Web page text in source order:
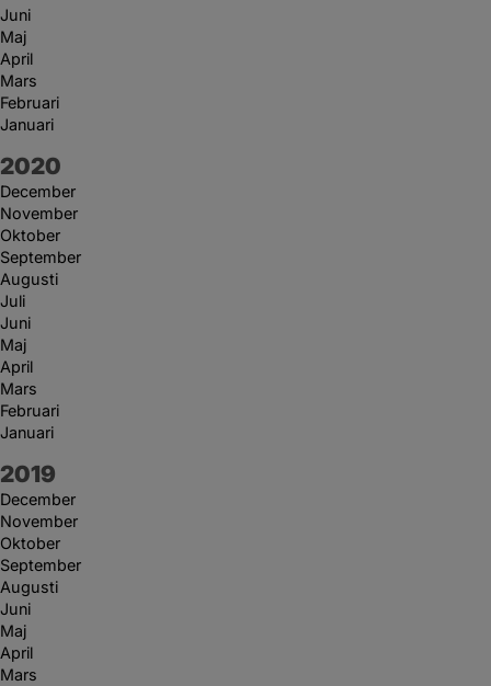
Juni
Maj
April
Mars
Februari
Januari
År:
2020
December
November
Oktober
September
Augusti
Juli
Juni
Maj
April
Mars
Februari
Januari
År:
2019
December
November
Oktober
September
Augusti
Juni
Maj
April
Mars